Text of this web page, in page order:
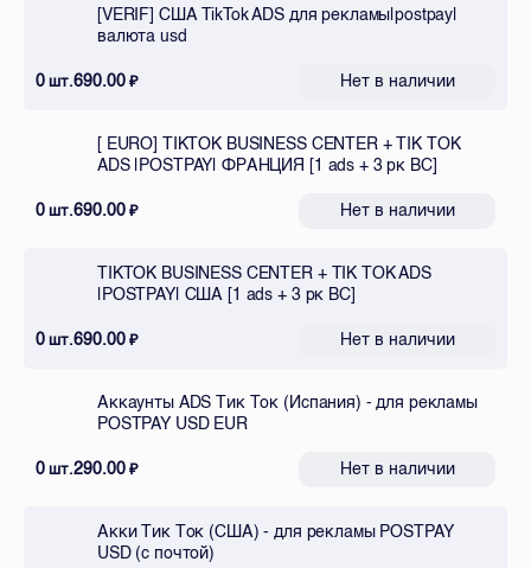
[VERIF] США TikTok ADS для рекламы|postpay|
валюта usd
0шт.690.00₽ Нет в наличии
[ EURO] TIKTOK BUSINESS CENTER + TIK TOK
ADS |POSTPAY| ФРАНЦИЯ [1 ads + 3 рк BC]
0шт.690.00₽ Нет в наличии
TIKTOK BUSINESS CENTER + TIK TOK ADS
|POSTPAY| США [1 ads + 3 рк BC]
0шт.690.00₽ Нет в наличии
Аккаунты ADS Тик Ток (Испания) - для рекламы
POSTPAY USD EUR
0шт.290.00₽ Нет в наличии
Акки Тик Ток (США) - для рекламы POSTPAY
USD (с почтой)